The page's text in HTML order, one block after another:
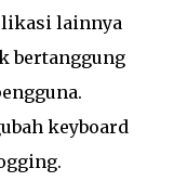
lainnya
bertanggung
keyboard